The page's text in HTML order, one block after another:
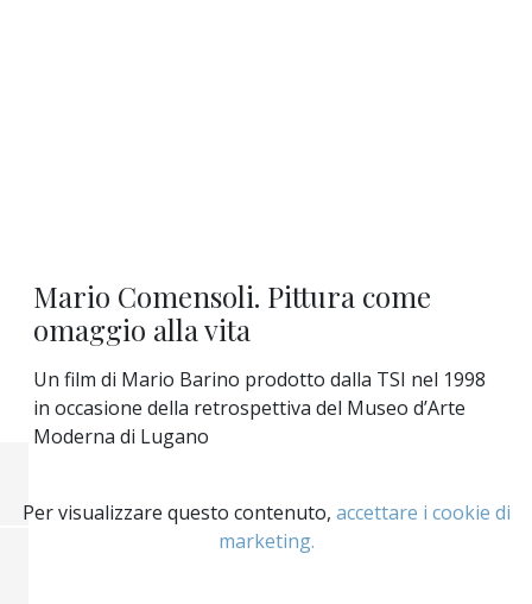
Mario Comensoli. Pittura come
omaggio alla vita
Un film di Mario Barino prodotto dalla TSI nel 1998
in occasione della retrospettiva del Museo d’Arte
Moderna di Lugano
Per visualizzare questo contenuto, accettare i cookie di
marketing.